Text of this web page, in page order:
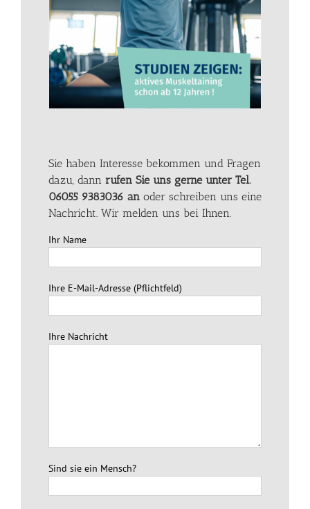
Sie haben Interesse bekommen und Fragen
dazu, dann rufen Sie uns gerne unter Tel.
06055 9383036 anoder schreiben uns eine
Nachricht. Wir melden uns bei Ihnen.
Ihr Name
Ihre E-Mail-Adresse (Pflichtfeld)
Ihre Nachricht
Sind sie ein Mensch?